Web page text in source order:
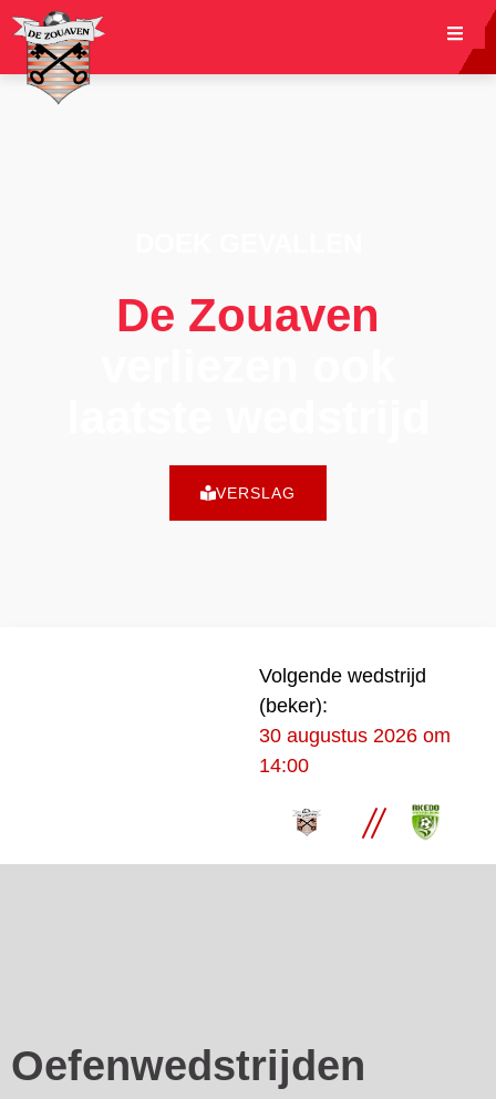
De Zouaven
VERSLAG
Volgende wedstrijd
(beker):
30 augustus 2026 om
14:00
Oefenwedstrijden